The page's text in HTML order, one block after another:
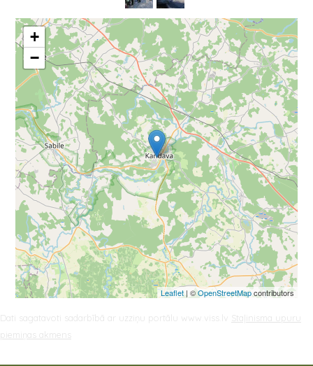
+
−
Leaflet | ©OpenStreetMapcontributors
Dati sagatavoti sadarbībā ar uzziņu portālu www.viss.lv
Staļinisma upuru
piemiņas akmens